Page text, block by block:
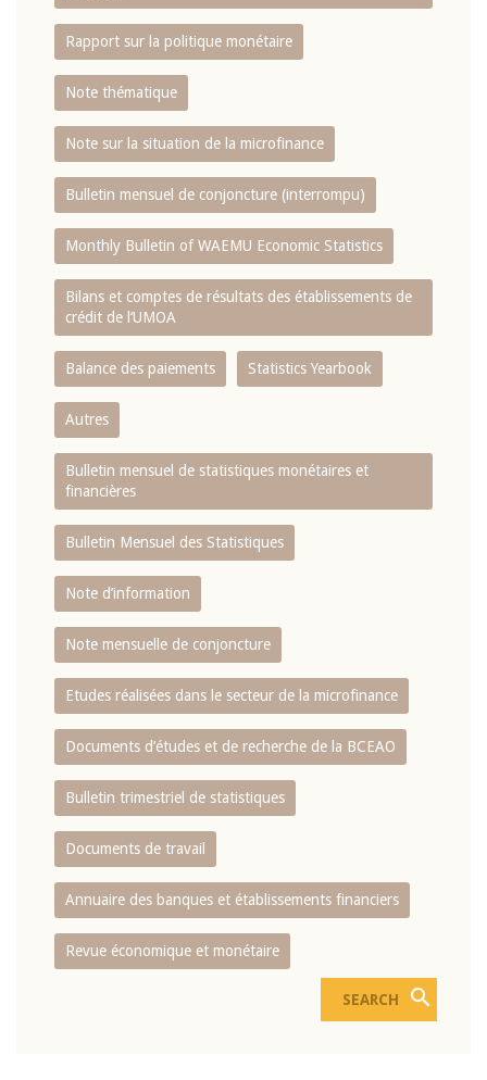
Rapport sur la politique monétaire
Note thématique
Note sur la situation de la microfinance
Bulletin mensuel de conjoncture (interrompu)
Monthly Bulletin of WAEMU Economic Statistics
Bilans et comptes de résultats des établissements de
crédit de l‘UMOA
Balance des paiements Statistics Yearbook
Autres
Bulletin mensuel de statistiques monétaires et
financières
Bulletin Mensuel des Statistiques
Note d’information
Note mensuelle de conjoncture
Etudes réalisées dans le secteur de la microfinance
Documents d’études et de recherche de la BCEAO
Bulletin trimestriel de statistiques
Documents de travail
Annuaire des banques et établissements financiers
Revue économique et monétaire